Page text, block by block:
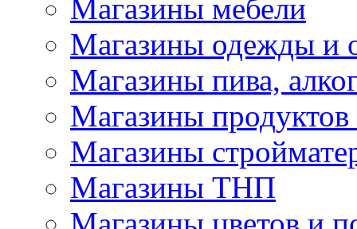
Магазины мебели
Магазины одежды и
Магазины пива,
Магазины продуктов
Магазины
Магазины ТНП